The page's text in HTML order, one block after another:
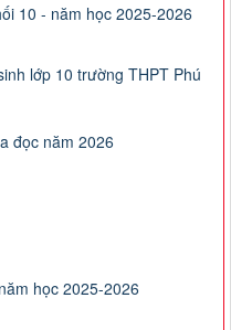
10 - năm học 2025-2026
lớp 10 trường THPT Phú
đọc năm 2026
học 2025-2026